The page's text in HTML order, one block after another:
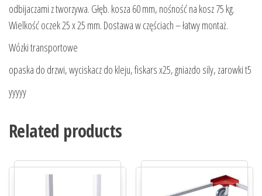
odbijaczami z tworzywa. Głęb. kosza 60 mm, nośność na kosz 75 kg.
Wielkość oczek 25 x 25 mm. Dostawa w częściach – łatwy montaż.
Wózki transportowe
opaska do drzwi, wyciskacz do kleju, fiskars x25, gniazdo sily, zarowki t5
yyyyy
Related products